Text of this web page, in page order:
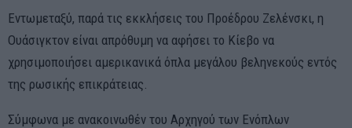
Εντωμεταξύ, παρά τις εκκλήσεις του Προέδρου Zελένσκι, η
Ουάσιγκτον είναι απρόθυμη να αφήσει το Κίεβο να
χρησιμοποιήσει αμερικανικά όπλα μεγάλου βεληνεκούς εντός
της ρωσικής επικράτειας.
Σύμφωνα με ανακοινωθέν του Αρχηγού των Ενόπλων